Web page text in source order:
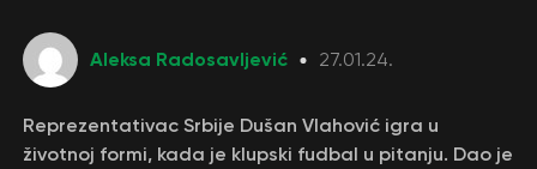
Aleksa Radosavljević 27.01.24.
Reprezentativac Srbije Dušan Vlahović igra u
životnoj formi, kada je klupski fudbal u pitanju. Dao je